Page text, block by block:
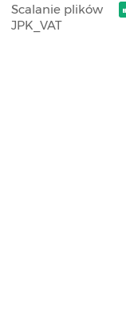
Scalanie plików
JPK_VAT